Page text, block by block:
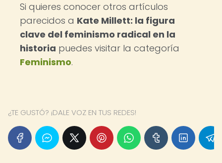
Si quieres conocer otros artículos
parecidos a Kate Millett: la figura
clave del feminismo radical en la
historia puedes visitar la categoría
Feminismo.
¿TE GUSTÓ? ¡DALE VOZ EN TUS REDES!